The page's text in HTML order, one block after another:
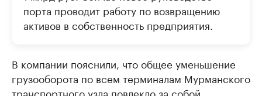
порта проводит работу по возвращению
активов в собственность предприятия.
В компании пояснили, что общее уменьшение
грузооборота по всем терминалам Мурманского
транспортного узла повлекло за собой